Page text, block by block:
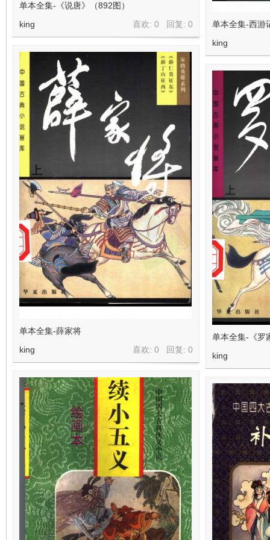
单本全集-《说唐》（892图）
喜欢: 0 回复: 0
king
单本全集-西游
king
单本全集-薛家将
喜欢: 0 回复: 0
king
单本全集-《罗
king